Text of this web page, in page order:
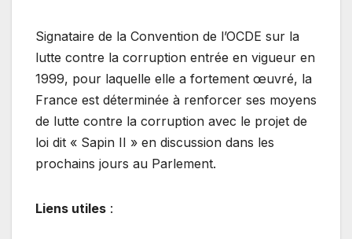
Signataire de la Convention de l’OCDE sur la
lutte contre la corruption entrée en vigueur en
1999, pour laquelle elle a fortement œuvré, la
France est déterminée à renforcer ses moyens
de lutte contre la corruption avec le projet de
loi dit « Sapin II » en discussion dans les
prochains jours au Parlement.
Liens utiles :